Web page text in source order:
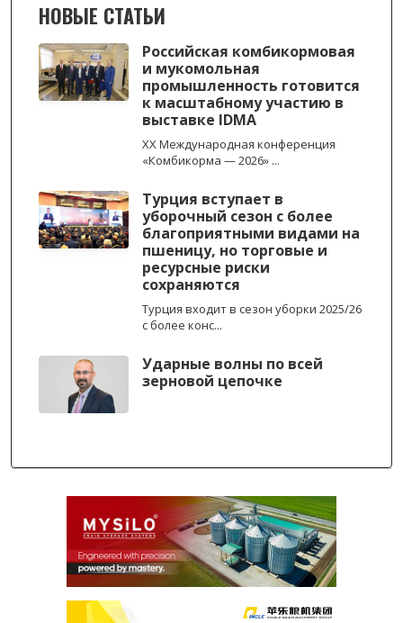
НОВЫЕ СТАТЬИ
Российская комбикормовая
и мукомольная
промышленность готовится
к масштабному участию в
выставке IDMA
XX Международная конференция
«Комбикорма — 2026» ...
Турция вступает в
уборочный сезон с более
благоприятными видами на
пшеницу, но торговые и
ресурсные риски
сохраняются
Турция входит в сезон уборки 2025/26
с более конс...
Ударные волны по всей
зерновой цепочке